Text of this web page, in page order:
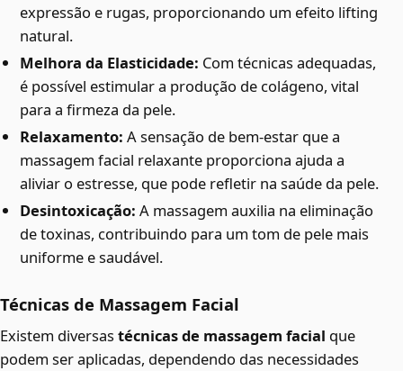
expressão e rugas, proporcionando um efeito lifting
natural.
Melhora da Elasticidade: Com técnicas adequadas,
é possível estimular a produção de colágeno, vital
para a firmeza da pele.
Relaxamento: A sensação de bem-estar que a
massagem facial relaxante proporciona ajuda a
aliviar o estresse, que pode refletir na saúde da pele.
Desintoxicação: A massagem auxilia na eliminação
de toxinas, contribuindo para um tom de pele mais
uniforme e saudável.
Técnicas de Massagem Facial
Existem diversas técnicas de massagem facial que
podem ser aplicadas, dependendo das necessidades